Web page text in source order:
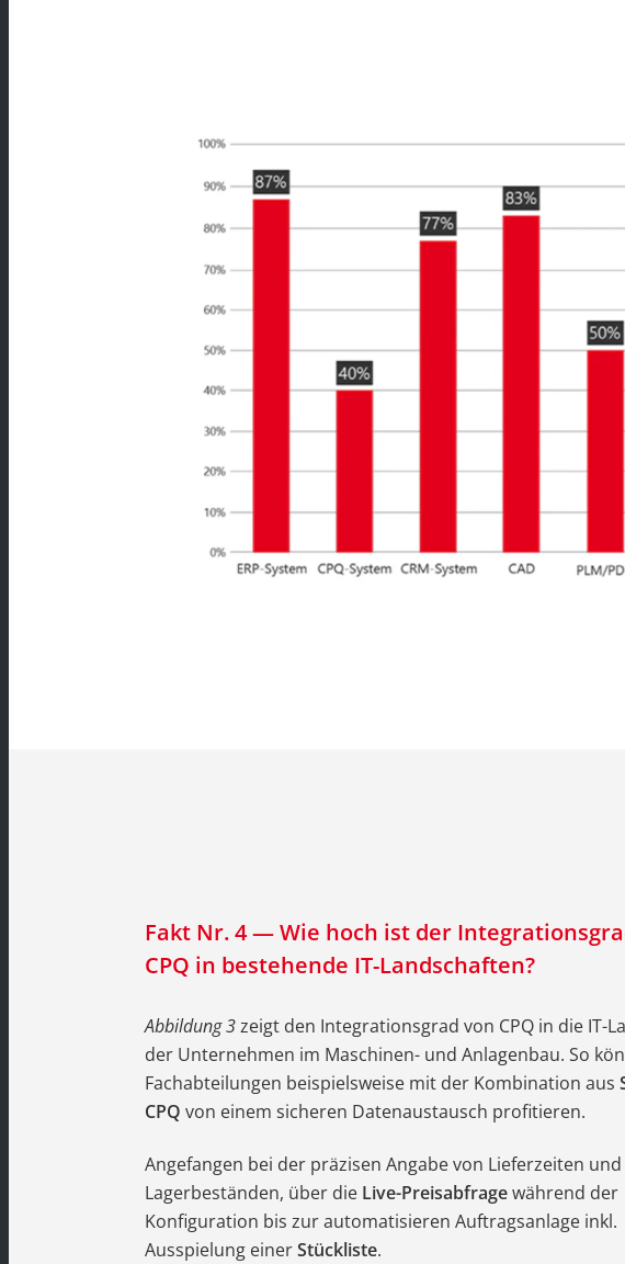
Fakt Nr. 4 — Wie hoch ist der
CPQ in bestehende IT-Landschaften?
Abbildung 3zeigt den Integrationsgrad von CPQ in die IT-
der Unternehmen im Maschinen- und Anlagenbau. So
Fachabteilungen beispielsweise mit der Kombination aus
CPQ von einem sicheren Datenaustausch profitieren.
Angefangen bei der präzisen Angabe von Lieferzeiten und
Lagerbeständen, über die Live-Preisabfragewährend der
Konfiguration bis zur automatisieren Auftragsanlage inkl.
Ausspielung einerStückliste.